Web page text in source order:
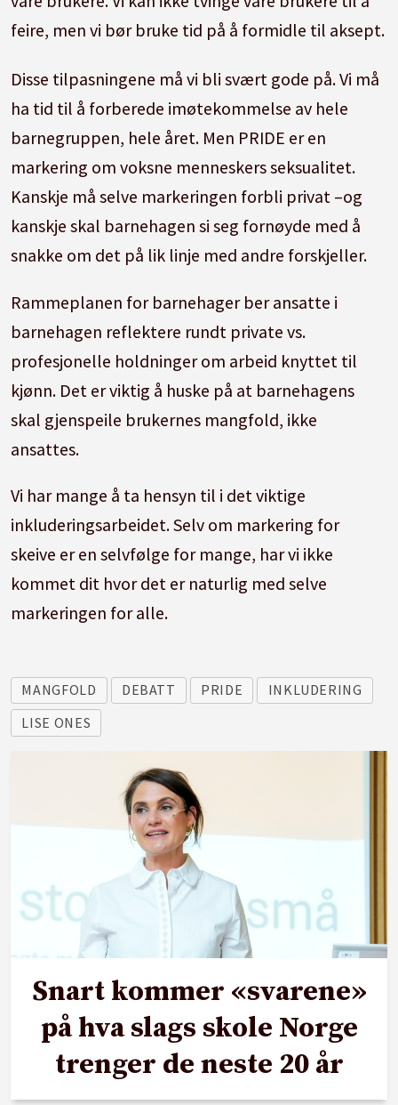
feire, men vi bør bruke tid på å formidle til aksept.
Disse tilpasningene må vi bli svært gode på. Vi må
ha tid til å forberede imøtekommelse av hele
barnegruppen, hele året. Men PRIDE er en
markering om voksne menneskers seksualitet.
Kanskje må selve markeringen forbli privat –og
kanskje skal barnehagen si seg fornøyde med å
snakke om det på lik linje med andre forskjeller.
Rammeplanen for barnehager ber ansatte i
barnehagen reflektere rundt private vs.
profesjonelle holdninger om arbeid knyttet til
kjønn. Det er viktig å huske på at barnehagens
skal gjenspeile brukernes mangfold, ikke
ansattes.
Vi har mange å ta hensyn til i det viktige
inkluderingsarbeidet. Selv om markering for
skeive er en selvfølge for mange, har vi ikke
kommet dit hvor det er naturlig med selve
markeringen for alle.
MANGFOLD DEBATT PRIDE
INKLUDERING
LISE ONES
Snart kommer «svarene»
på hva slags skole Norge
trenger de neste 20 år